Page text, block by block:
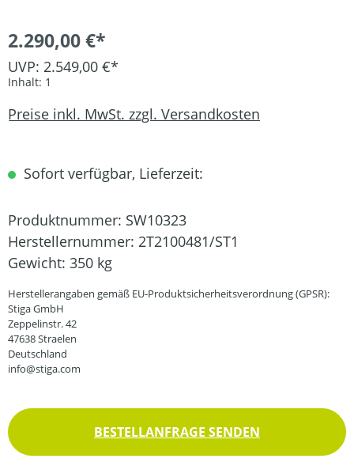
2.290,00 €*
UVP: 2.549,00 €*
Inhalt: 1
Preise inkl. MwSt. zzgl. Versandkosten
Sofort verfügbar, Lieferzeit:
Produktnummer: SW10323
Herstellernummer: 2T2100481/ST1
Gewicht: 350 kg
Herstellerangaben gemäß EU-Produktsicherheitsverordnung (GPSR):
Stiga GmbH
Zeppelinstr. 42
47638 Straelen
Deutschland
info@stiga.com
BESTELLANFRAGE SENDEN